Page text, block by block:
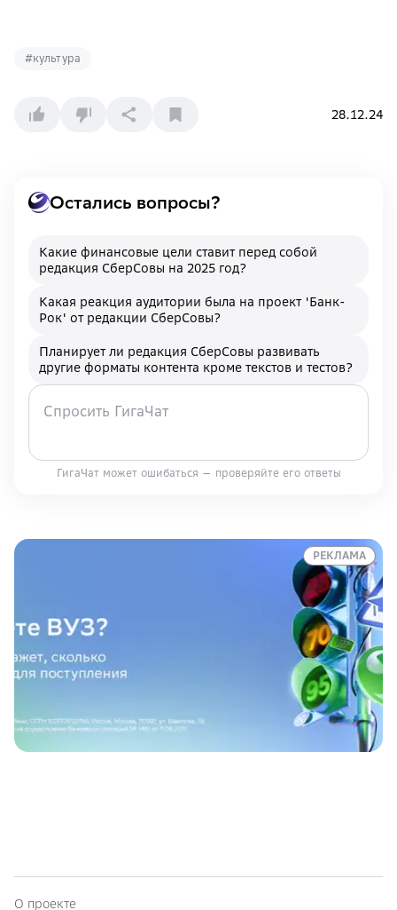
#культура
28.12.24
Остались вопросы?
Какие финансовые цели ставит перед собой
редакция СберСовы на 2025 год?
Какая реакция аудитории была на проект 'Банк-
Рок' от редакции СберСовы?
Планирует ли редакция СберСовы развивать
другие форматы контента кроме текстов и тестов?
ГигаЧат может ошибаться — проверяйте его ответы
РЕКЛАМА
О проекте